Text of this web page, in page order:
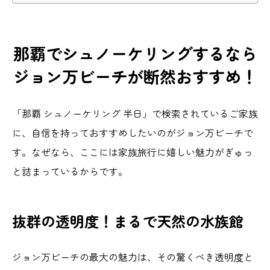
那覇でシュノーケリングするなら
ジョン万ビーチが断然おすすめ！
「那覇 シュノーケリング 半日」で検索されているご家族
に、自信を持っておすすめしたいのがジョン万ビーチで
す。なぜなら、ここには家族旅行に嬉しい魅力がぎゅっ
と詰まっているからです。
抜群の透明度！まるで天然の水族館
ジョン万ビーチの最大の魅力は、その驚くべき透明度と